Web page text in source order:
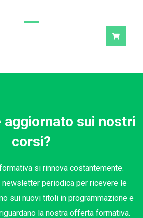
aggiornato sui nostri
corsi?
si rinnova costantemente.
newsletter periodica per ricevere le
sui nuovi titoli in programmazione e
la nostra offerta formativa.